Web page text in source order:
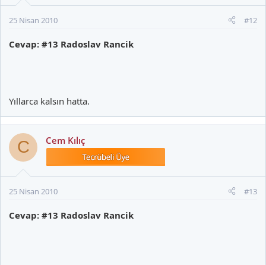
25 Nisan 2010 #12
Cevap: #13 Radoslav Rancik
Yıllarca kalsın hatta.
C Cem Kılıç
25 Nisan 2010 #13
Cevap: #13 Radoslav Rancik